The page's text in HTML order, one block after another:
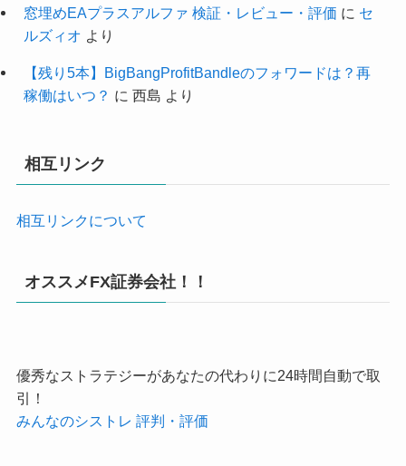
窓埋めEAプラスアルファ 検証・レビュー・評価 に セ
ルズィオ より
【残り5本】BigBangProfitBandleのフォワードは？再
稼働はいつ？ に 西島 より
相互リンク
相互リンクについて
オススメFX証券会社！！